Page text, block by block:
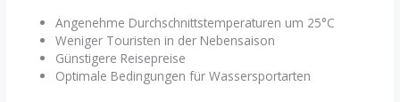
Angenehme Durchschnittstemperaturen um 25°C
Weniger Touristen in der Nebensaison
Günstigere Reisepreise
Optimale Bedingungen für Wassersportarten